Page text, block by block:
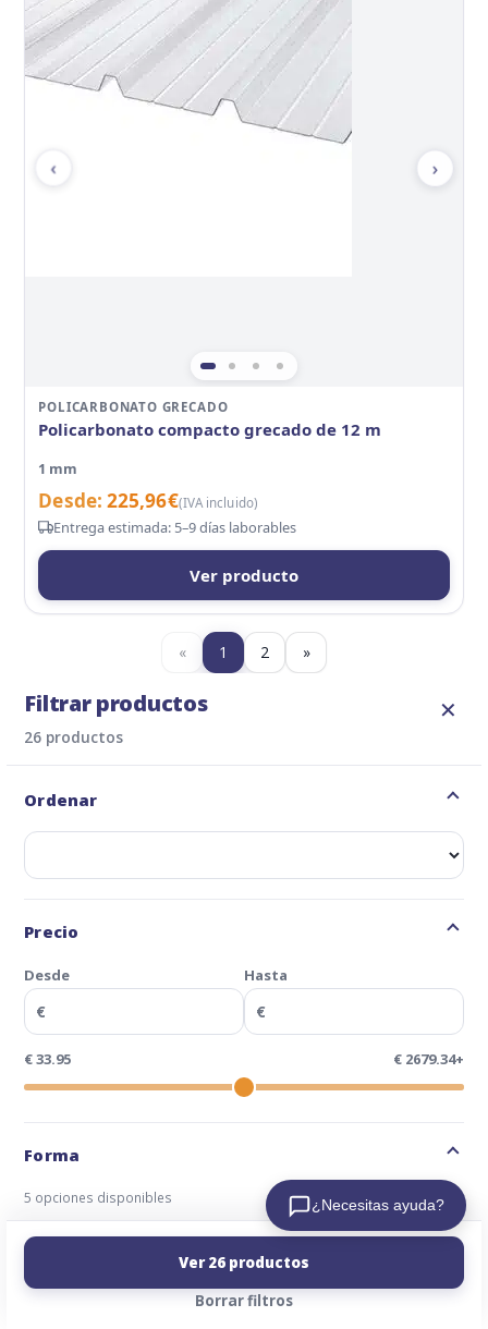
‹ ›
POLICARBONATO GRECADO
Policarbonato compacto grecado de 12 m
1 mm
Desde:225,96€(IVA incluido)
Entrega estimada: 5–9 días laborables
Ver producto
« 1 2 »
Filtrar productos
26 productos
✕
Ordenar
Ordenar:
Precio
Desde
€
Hasta
€
€ 33.95 € 2679.34+
Forma
5 opciones disponibles Combina varias opciones
Ver 26 productos
Borrar filtros
¿Necesitas ayuda?